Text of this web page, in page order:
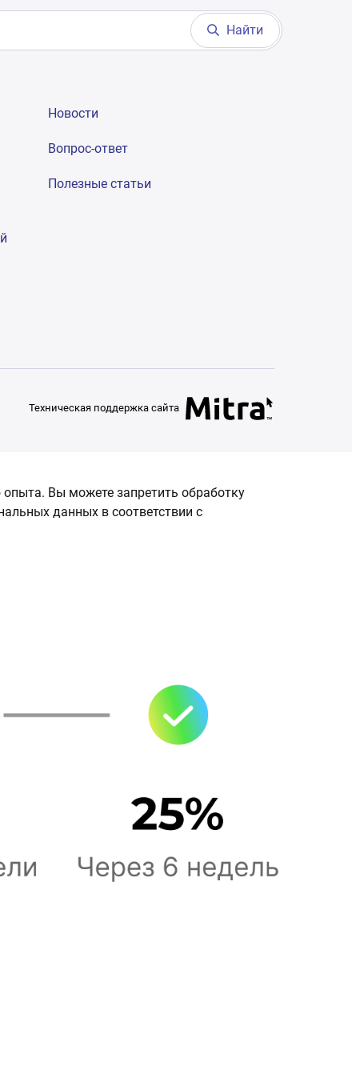
Найти
Новости
Вопрос-ответ
Полезные статьи
Техническая поддержка сайта
Вы можете запретить обработку
данных в соответствии с